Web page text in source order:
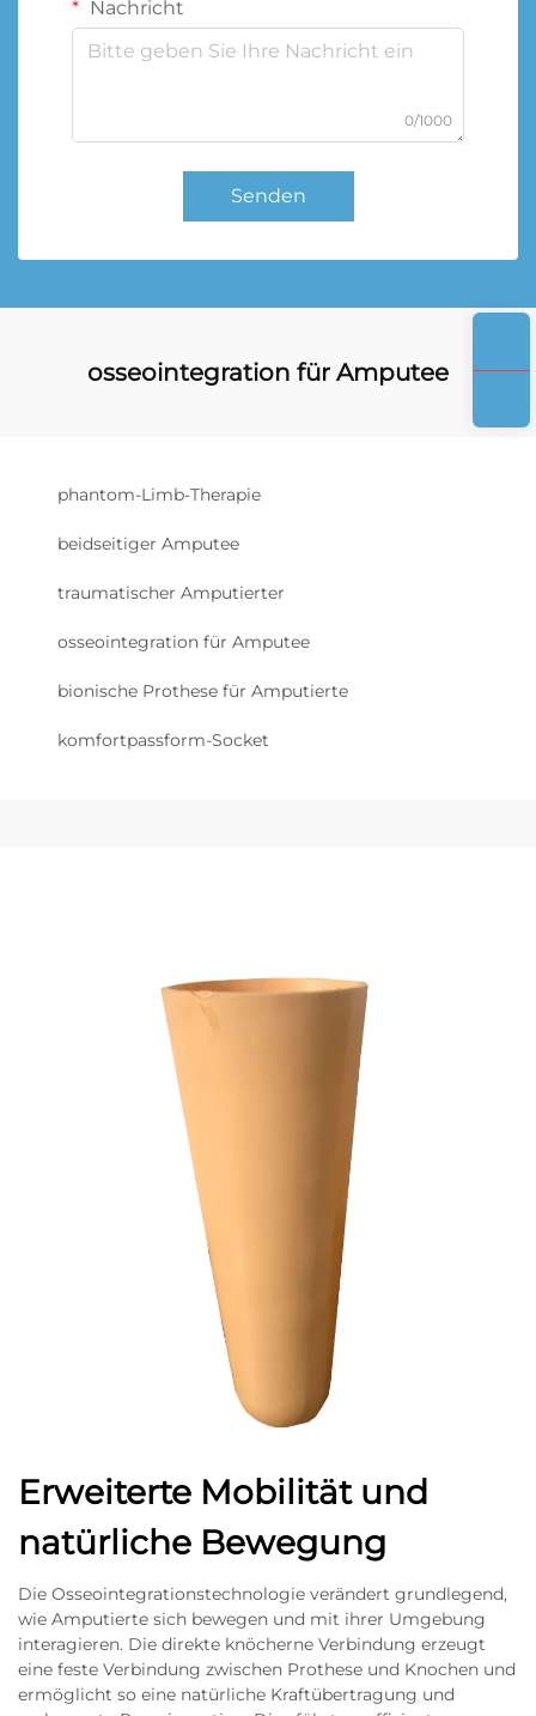
Nachricht
0/1000
Senden
osseointegration für Amputee
phantom-Limb-Therapie
beidseitiger Amputee
traumatischer Amputierter
osseointegration für Amputee
bionische Prothese für Amputierte
komfortpassform-Socket
Erweiterte Mobilität und
natürliche Bewegung
Die Osseointegrationstechnologie verändert grundlegend,
wie Amputierte sich bewegen und mit ihrer Umgebung
interagieren. Die direkte knöcherne Verbindung erzeugt
eine feste Verbindung zwischen Prothese und Knochen und
ermöglicht so eine natürliche Kraftübertragung und